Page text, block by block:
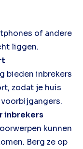
of andere
liggen.
bieden inbrekers
zodat je huis
inbrekers
kunnen
Berg ze op